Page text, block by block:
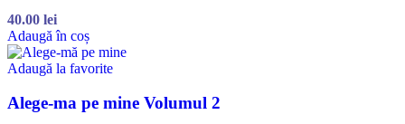
40.00 lei
Adaugă în coș
Adaugă la favorite
Alege-ma pe mine Volumul 2